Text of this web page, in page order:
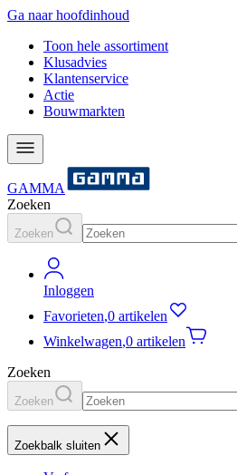
Ga naar hoofdinhoud
Toon hele assortiment
Klusadvies
Klantenservice
Actie
Bouwmarkten
GAMMA
Zoeken
Zoeken
Inloggen
Favorieten,0 artikelen
Winkelwagen,0 artikelen
Zoeken
Zoeken
Zoekbalk sluiten